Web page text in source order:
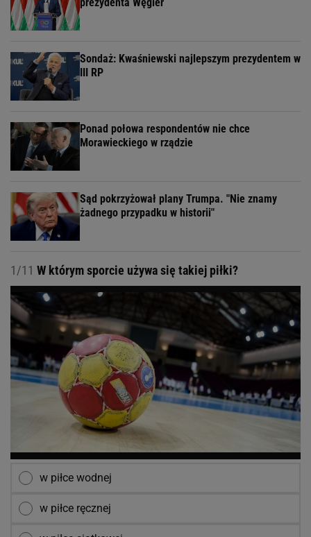
Sondaż: Kwaśniewski najlepszym prezydentem w
III RP
Ponad połowa respondentów nie chce
Morawieckiego w rządzie
Sąd pokrzyżował plany Trumpa. "Nie znamy
żadnego przypadku w historii"
1/11 W którym sporcie używa się takiej piłki?
w piłce wodnej
w piłce ręcznej